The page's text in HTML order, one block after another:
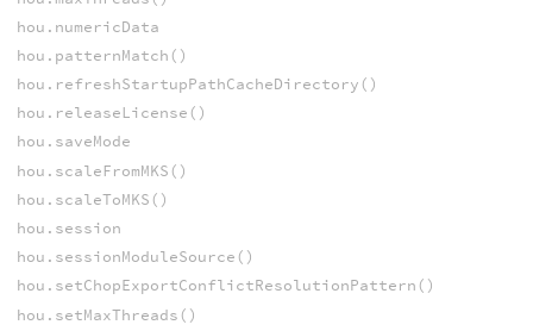
hou.numericData
hou.patternMatch()
hou.refreshStartupPathCacheDirectory()
hou.releaseLicense()
hou.saveMode
hou.scaleFromMKS()
hou.scaleToMKS()
hou.session
hou.sessionModuleSource()
hou.setChopExportConflictResolutionPattern()
hou.setMaxThreads()